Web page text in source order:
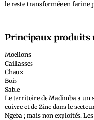
le reste transformée en farine
Principaux produits
Moellons
Caillasses
Chaux
Bois
Sable
Le territoire de Madimba a un
cuivre et de Zinc dans le
Ngeba ; mais non exploités.